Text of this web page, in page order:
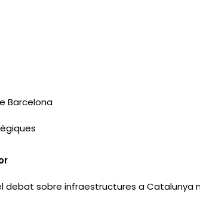
Barcelona
debat sobre infraestructures a